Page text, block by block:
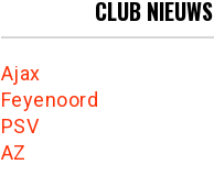
CLUB NIEUWS
Ajax
Feyenoord
PSV
AZ